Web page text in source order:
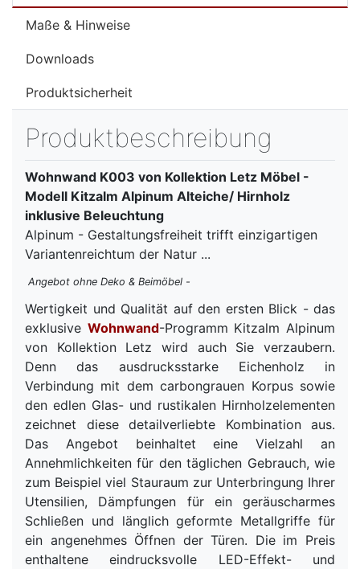
Maße & Hinweise
Downloads
Produktsicherheit
Produktbeschreibung
Wohnwand K003 von Kollektion Letz Möbel -
Modell Kitzalm Alpinum Alteiche/ Hirnholz
inklusive Beleuchtung
Alpinum - Gestaltungsfreiheit trifft einzigartigen
Variantenreichtum der Natur ...
Angebot ohne Deko & Beimöbel -
Wertigkeit und Qualität auf den ersten Blick - das
exklusive Wohnwand-Programm Kitzalm Alpinum
von Kollektion Letz wird auch Sie verzaubern.
Denn das ausdrucksstarke Eichenholz in
Verbindung mit dem carbongrauen Korpus sowie
den edlen Glas- und rustikalen Hirnholzelementen
zeichnet diese detailverliebte Kombination aus.
Das Angebot beinhaltet eine Vielzahl an
Annehmlichkeiten für den täglichen Gebrauch, wie
zum Beispiel viel Stauraum zur Unterbringung Ihrer
Utensilien, Dämpfungen für ein geräuscharmes
Schließen und länglich geformte Metallgriffe für
ein angenehmes Öffnen der Türen. Die im Preis
enthaltene eindrucksvolle LED-Effekt- und